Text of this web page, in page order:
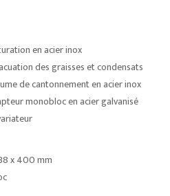
en acier inox
des graisses et condensats
de cantonnement en acier inox
monobloc en acier galvanisé
x 400 mm